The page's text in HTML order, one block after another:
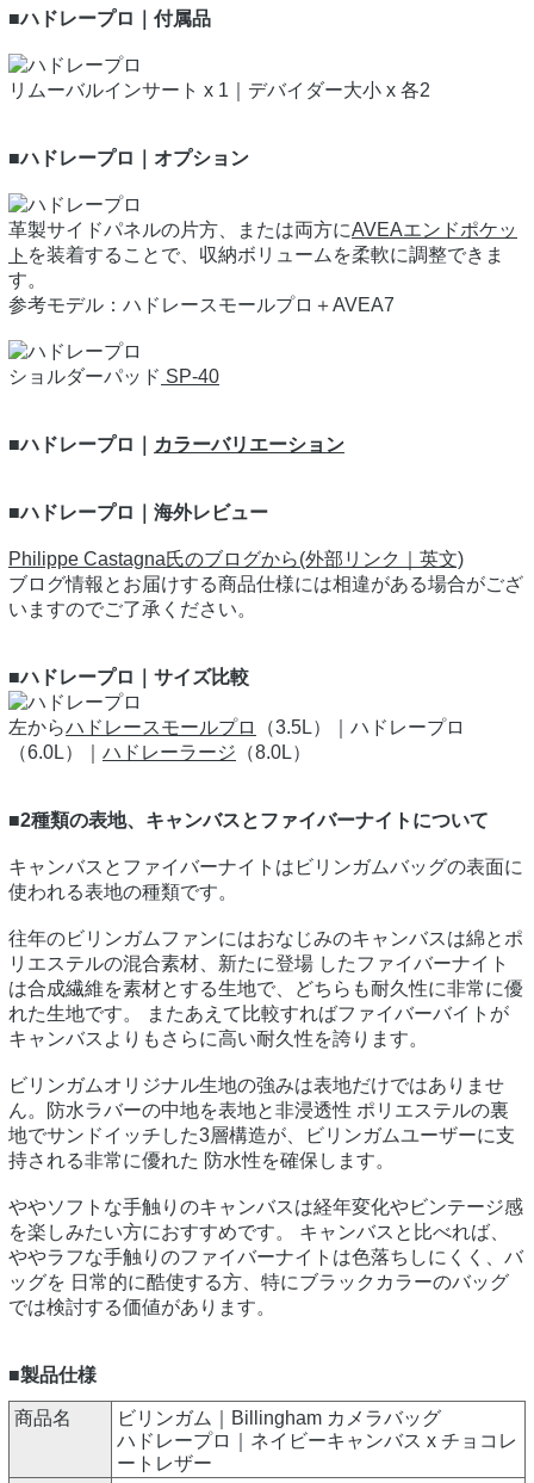
■ハドレープロ｜付属品
リムーバルインサート x 1｜デバイダー大小 x 各2
■ハドレープロ｜オプション
革製サイドパネルの片方、または両方にAVEAエンドポケッ
ト を装着することで、収納ボリュームを柔軟に調整できま
す。
参考モデル：ハドレースモールプロ＋AVEA7
ショルダーパッド SP-40
■ハドレープロ｜ カラーバリエーション
■ハドレープロ｜海外レビュー
Philippe Castagna氏のブログから(外部リンク｜英文)
ブログ情報とお届けする商品仕様には相違がある場合がござ
いますのでご了承ください。
■ハドレープロ｜サイズ比較
左からハドレースモールプロ
（3.5L）｜ハドレープロ
（6.0L）｜ ハドレーラージ （8.0L）
■2種類の表地、キャンバスとファイバーナイトについて
キャンバスとファイバーナイトはビリンガムバッグの表面に
使われる表地の種類です。
往年のビリンガムファンにはおなじみのキャンバスは綿とポ
リエステルの混合素材、新たに登場 したファイバーナイト
は合成繊維を素材とする生地で、どちらも耐久性に非常に優
れた生地です。 またあえて比較すればファイバーバイトが
キャンバスよりもさらに高い耐久性を誇ります。
ビリンガムオリジナル生地の強みは表地だけではありませ
ん。防水ラバーの中地を表地と非浸透性 ポリエステルの裏
地でサンドイッチした3層構造が、ビリンガムユーザーに支
持される非常に優れた 防水性を確保します。
ややソフトな手触りのキャンバスは経年変化やビンテージ感
を楽しみたい方におすすめです。 キャンバスと比べれば、
ややラフな手触りのファイバーナイトは色落ちしにくく、バ
ッグを 日常的に酷使する方、特にブラックカラーのバッグ
では検討する価値があります。
■製品仕様
商品名
ビリンガム｜Billingham カメラバッグ
ハドレープロ｜ネイビーキャンバス x チョコレ
ートレザー